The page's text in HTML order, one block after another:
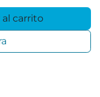
carrito